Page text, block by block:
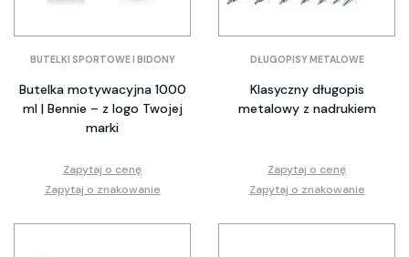
BUTELKI SPORTOWE I BIDONY
Butelka motywacyjna 1000
ml | Bennie – z logo Twojej
marki
Zapytaj o cenę
Zapytaj o znakowanie
DŁUGOPISY METALOWE
Klasyczny długopis
metalowy z nadrukiem
Zapytaj o cenę
Zapytaj o znakowanie